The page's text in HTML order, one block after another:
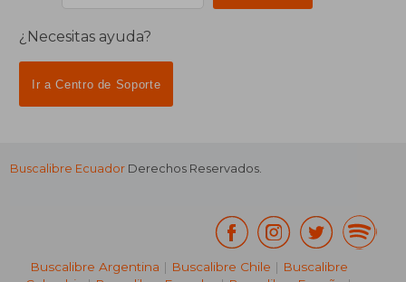
¿Necesitas ayuda?
Ir a Centro de Soporte
Buscalibre Ecuador Derechos Reservados.
Buscalibre Argentina | Buscalibre Chile | Buscalibre